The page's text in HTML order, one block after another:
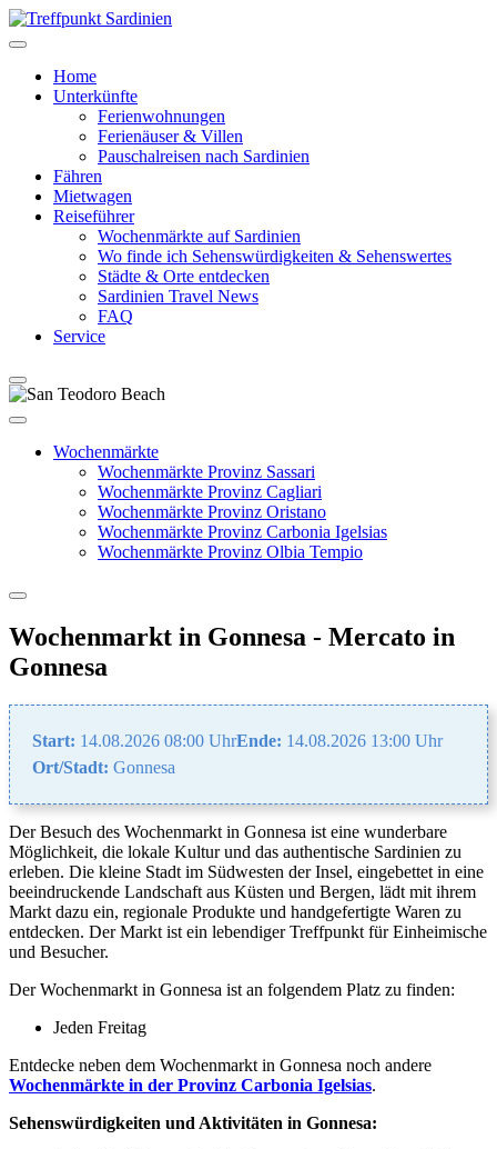
Home
Unterkünfte
Ferienwohnungen
Ferienäuser & Villen
Pauschalreisen nach Sardinien
Fähren
Mietwagen
Reiseführer
Wochenmärkte auf Sardinien
Wo finde ich Sehenswürdigkeiten & Sehenswertes
Städte & Orte entdecken
Sardinien Travel News
FAQ
Service
Wochenmärkte
Wochenmärkte Provinz Sassari
Wochenmärkte Provinz Cagliari
Wochenmärkte Provinz Oristano
Wochenmärkte Provinz Carbonia Igelsias
Wochenmärkte Provinz Olbia Tempio
Wochenmarkt in Gonnesa - Mercato in
Gonnesa
Start: 14.08.2026 08:00 UhrEnde: 14.08.2026 13:00 Uhr
Ort/Stadt: Gonnesa
Der Besuch des Wochenmarkt in Gonnesa ist eine wunderbare
Möglichkeit, die lokale Kultur und das authentische Sardinien zu
erleben. Die kleine Stadt im Südwesten der Insel, eingebettet in eine
beeindruckende Landschaft aus Küsten und Bergen, lädt mit ihrem
Markt dazu ein, regionale Produkte und handgefertigte Waren zu
entdecken. Der Markt ist ein lebendiger Treffpunkt für Einheimische
und Besucher.
Der Wochenmarkt in Gonnesa ist an folgendem Platz zu finden:
Jeden Freitag
Entdecke neben dem Wochenmarkt in Gonnesa noch andere
Wochenmärkte in der Provinz Carbonia Igelsias.
Sehenswürdigkeiten und Aktivitäten in Gonnesa: